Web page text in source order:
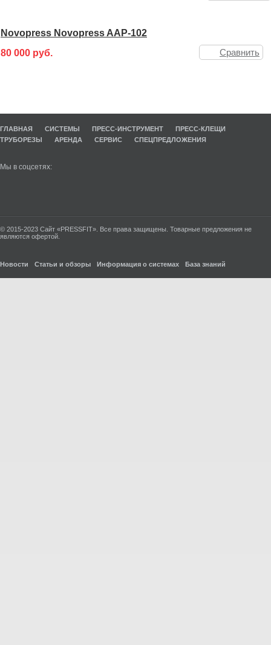
Novopress Novopress AAP-102
80 000 руб.
Сравнить
ГЛАВНАЯ СИСТЕМЫ ПРЕСС-ИНСТРУМЕНТ
ПРЕСС-КЛЕЩИ
ТРУБОРЕЗЫ
АРЕНДА СЕРВИС СПЕЦПРЕДЛОЖЕНИЯ
Мы в соцсетях:
© 2015-2023 Сайт «PRESSFIT». Все права защищены. Товарные предложения не
являются офертой.
Новости Статьи и обзоры Информация о системах База знаний